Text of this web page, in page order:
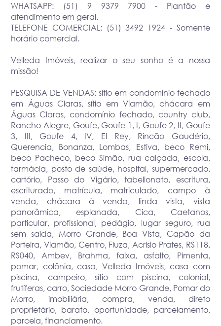
WHATSAPP: (51) 9 9379 7900 - Plantão e
atendimento em geral.
TELEFONE COMERCIAL: (51) 3492 1924 - Somente
horário comercial.
Velleda Imóveis, realizar o seu sonho é a nossa
missão!
PESQUISA DE VENDAS: sítio em condomínio fechado
em Águas Claras, sítio em Viamão, chácara em
Águas Claras, condomínio fechado, country club,
Rancho Alegre, Goufe, Goufe 1, I, Goufe 2, II, Goufe
3, III, Goufe 4, IV, El Rey, Rincão Gaudério,
Querencia, Bonanza, Lombas, Estiva, beco Remi,
beco Pacheco, beco Simão, rua calçada, escola,
farmácia, posto de saúde, hospital, supermercado,
cartório, Passo do Vigário, tabelionato, escritura,
escriturado, matrícula, matriculado, campo à
venda, chácara à venda, linda vista, vista
panorâmica, esplanada, Cica, Caetanos,
particular, profissional, pedágio, lugar seguro, rua
sem saída, Morro Grande, Boa Vista, Capão da
Porteira, Viamão, Centro, Fiuza, Acrisio Prates, RS118,
RS040, Ambev, Brahma, faixa, asfalto, Pimenta,
pomar, colônia, casa, Velleda Imóveis, casa com
piscina, campeiro, sítio com piscina, colonial,
frutíferas, carro, Sociedade Morro Grande, Pomar do
Morro, imobiliária, compra, venda, direto
proprietário, barato, oportunidade, parcelamento,
parcela, financiamento.